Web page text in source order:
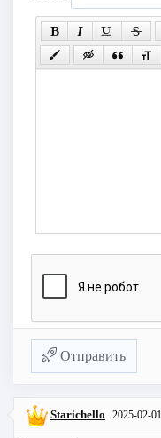
Отправить
Starichello 2025-02-01